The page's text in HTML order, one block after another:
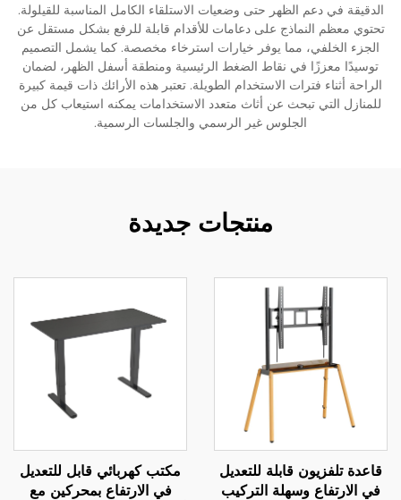
الدقيقة في دعم الظهر حتى وضعيات الاستلقاء الكامل المناسبة للقيلولة.
تحتوي معظم النماذج على دعامات للأقدام قابلة للرفع بشكل مستقل عن
الجزء الخلفي، مما يوفر خيارات استرخاء مخصصة. كما يشمل التصميم
توسيدًا معززًا في نقاط الضغط الرئيسية ومنطقة أسفل الظهر، لضمان
الراحة أثناء فترات الاستخدام الطويلة. تعتبر هذه الأرائك ذات قيمة كبيرة
للمنازل التي تبحث عن أثاث متعدد الاستخدامات يمكنه استيعاب كل من
الجلوس غير الرسمي والجلسات الرسمية.
منتجات جديدة
قاعدة تلفزيون قابلة للتعديل
في الارتفاع وسهلة التركيب
مكتب كهربائي قابل للتعديل
في الارتفاع بمحركين مع